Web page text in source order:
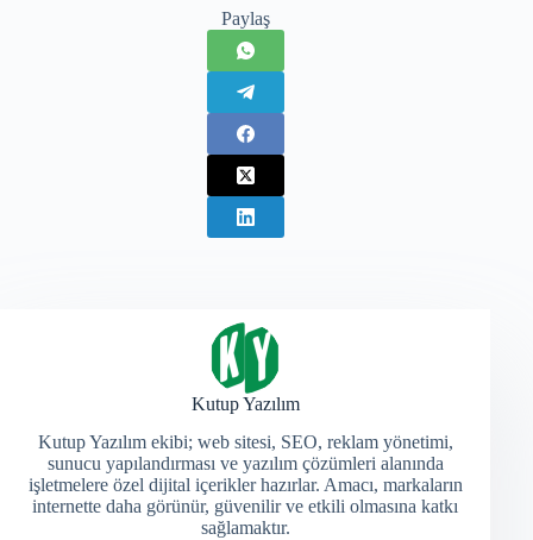
Paylaş
Kutup Yazılım
Kutup Yazılım ekibi; web sitesi, SEO, reklam yönetimi,
sunucu yapılandırması ve yazılım çözümleri alanında
işletmelere özel dijital içerikler hazırlar. Amacı, markaların
internette daha görünür, güvenilir ve etkili olmasına katkı
sağlamaktır.